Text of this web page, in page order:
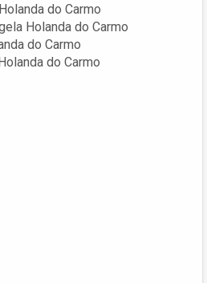
do Carmo
Holanda do Carmo
do Carmo
do Carmo